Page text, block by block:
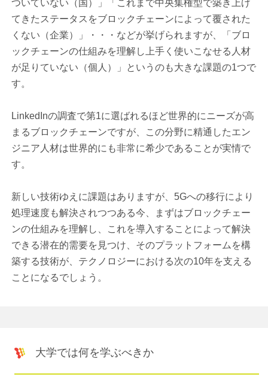
ついていない（国）」「これまで中央集権型で築き上げ
てきたステータスをブロックチェーンによって覆された
くない（企業）」・・・などが挙げられますが、「ブロ
ックチェーンの仕組みを理解し上手く使いこなせる人材
が足りていない（個人）」というのも大きな課題の1つで
す。
LinkedInの調査で第1に選ばれるほど世界的にニーズが高
まるブロックチェーンですが、この分野に精通したエン
ジニア人材は世界的にも非常に希少であることが実情で
す。
新しい技術ゆえに課題はありますが、5Gへの移行により
処理速度も解決されつつある今、まずはブロックチェー
ンの仕組みを理解し、これを導入することによって解決
できる潜在的需要を見つけ、そのプラットフォームを構
築する技術が、テクノロジーにおける次の10年を支える
ことになるでしょう。
大学では何を学ぶべきか